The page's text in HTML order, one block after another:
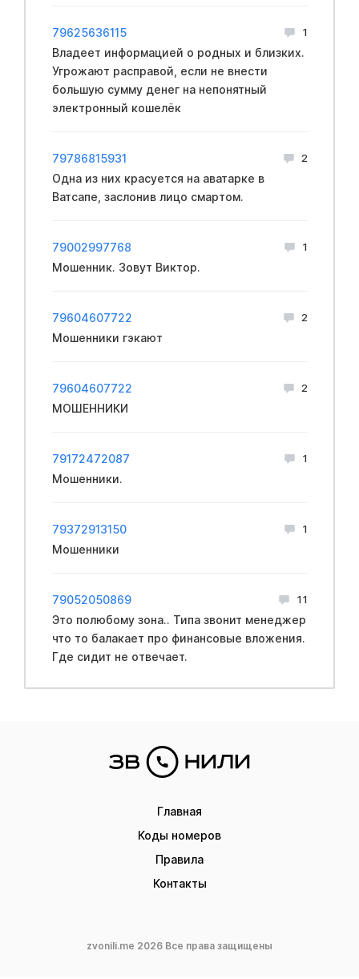
79625636115 1
Владеет информацией о родных и близких.
Угрожают расправой, если не внести
большую сумму денег на непонятный
электронный кошелёк
79786815931 2
Одна из них красуется на аватарке в
Ватсапе, заслонив лицо смартом.
79002997768 1
Мошенник. Зовут Виктор.
79604607722 2
Мошенники гэкают
79604607722 2
МОШЕННИКИ
79172472087 1
Мошенники.
79372913150 1
Мошенники
79052050869 11
Это полюбому зона.. Типа звонит менеджер
что то балакает про финансовые вложения.
Где сидит не отвечает.
Главная
Коды номеров
Правила
Контакты
zvonili.me 2026 Все права защищены